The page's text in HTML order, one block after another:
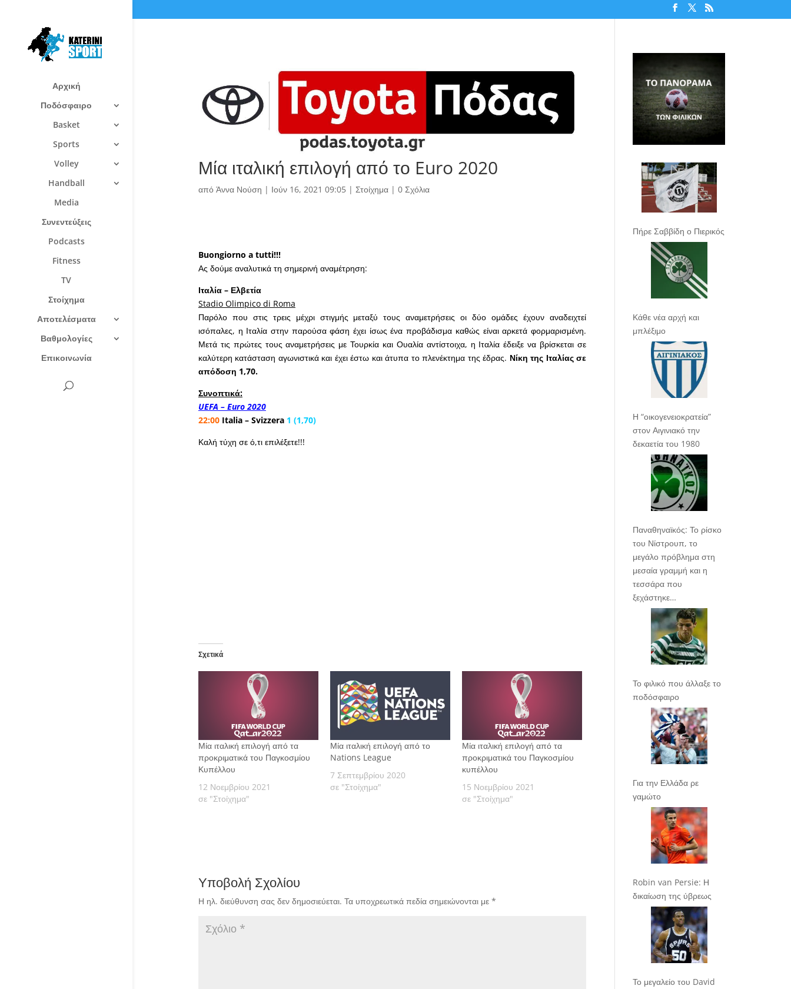
Αρχική
Ποδόσφαιρο
Basket
Sports
Volley
Handball
Media
Συνεντεύξεις
Podcasts
Fitness
TV
Στοίχημα
Αποτελέσματα
Βαθμολογίες
Επικοινωνία
Μία ιταλική επιλογή από το Euro 2020
από Άννα Νούση | Ιούν 16, 2021 09:05| Στοίχημα| 0 Σχόλια
Buongiorno a tutti!!!
Ας δούμε αναλυτικά τη σημερινή αναμέτρηση:
Ιταλία – Ελβετία
Stadio Olimpico di Roma
Παρόλο που στις τρεις μέχρι στιγμής μεταξύ τους αναμετρήσεις οι δύο ομάδες έχουν αναδειχτεί
ισόπαλες, η Ιταλία στην παρούσα φάση έχει ίσως ένα προβάδισμα καθώς είναι αρκετά φορμαρισμένη.
Μετά τις πρώτες τους αναμετρήσεις με Τουρκία και Ουαλία αντίστοιχα, η Ιταλία έδειξε να βρίσκεται σε
καλύτερη κατάσταση αγωνιστικά και έχει έστω και άτυπα το πλενέκτημα της έδρας. Νίκη της Ιταλίας σε
απόδοση 1,70.
Συνοπτικά:
UEFA – Euro 2020
22:00Italia – Svizzera 1 (1,70)
Καλή τύχη σε ό,τι επιλέξετε!!!
Σχετικά
Μία ιταλική επιλογή από τα
προκριματικά του Παγκοσμίου
Κυπέλλου
12 Νοεμβρίου 2021
σε "Στοίχημα"
Μία ιταλική επιλογή από το
Nations League
7 Σεπτεμβρίου 2020
σε "Στοίχημα"
Μία ιταλική επιλογή από τα
προκριματικά του Παγκοσμίου
κυπέλλου
15 Νοεμβρίου 2021
σε "Στοίχημα"
Υποβολή Σχολίου
Η ηλ. διεύθυνση σας δεν δημοσιεύεται. Τα υποχρεωτικά πεδία σημειώνονται με *
Πήρε Σαββίδη ο Πιερικός
Κάθε νέα αρχή και
μπλέξιμο
Η “οικογενειοκρατεία”
στον Αιγινιακό την
δεκαετία του 1980
Παναθηναϊκός: Το ρίσκο
του Νίστρουπ, το
μεγάλο πρόβλημα στη
μεσαία γραμμή και η
τεσσάρα που
ξεχάστηκε…
Το φιλικό που άλλαξε το
ποδόσφαιρο
Για την Ελλάδα ρε
γαμώτο
Robin van Persie: Η
δικαίωση της ύβρεως
Το μεγαλείο του David